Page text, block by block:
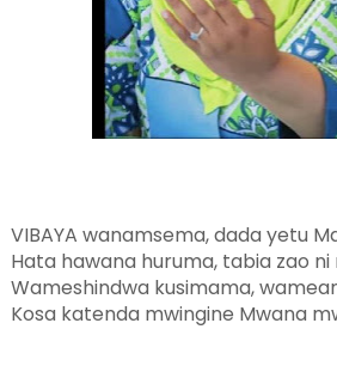
VIBAYA wanamsema, dada yetu
Hata hawana huruma, tabia zao ni
Wameshindwa kusimama,
Kosa katenda mwingine Mwana